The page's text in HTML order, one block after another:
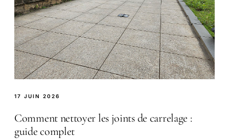
17 JUIN 2026
Comment nettoyer les joints de carrelage :
guide complet